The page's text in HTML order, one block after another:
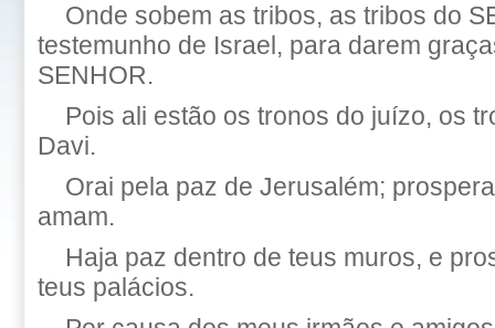
Onde sobem as tribos, as tribos do
testemunho de Israel, para darem
SENHOR.
Pois ali estão os tronos do juízo, os
Davi.
Orai pela paz de Jerusalém;
amam.
Haja paz dentro de teus muros, e
teus palácios.